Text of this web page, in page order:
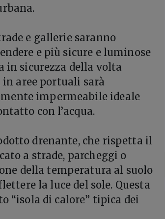
e gallerie saranno
e più sicure e luminose
in sicurezza della volta
aree portuali sarà
impermeabile ideale
con l’acqua.
drenante, che rispetta il
a strade, parcheggi o
della temperatura al suolo
la luce del sole. Questa
“isola di calore” tipica dei